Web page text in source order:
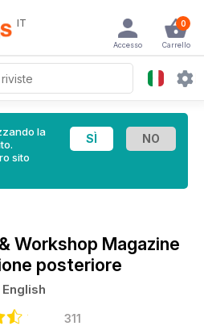
IT 0
Carrello
Accesso
la
sito
Workshop Magazine
posteriore
English
311